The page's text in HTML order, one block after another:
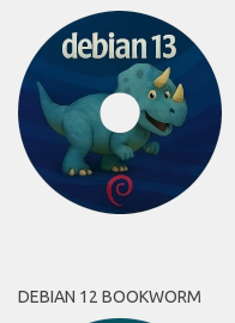
DEBIAN 12 BOOKWORM